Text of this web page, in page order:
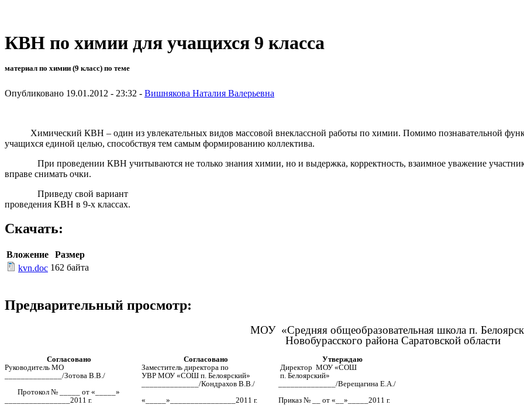
КВН по химии для учащихся 9 класса
материал по химии (9 класс) по теме
Опубликовано 19.01.2012 - 23:32 - Вишнякова Наталия Валерьевна
Химический КВН – один из увлекательных видов массовой внеклассной работы по химии. Помимо познавательной
учащихся единой целью, способствуя тем самым формированию коллектива.
При проведении КВН учитываются не только знания химии, но и выдержка, корректность, взаимное уважение
вправе снимать очки.
Приведу свой вариант
проведения КВН в 9-х классах.
Скачать:
Вложение
Размер
kvn.doc 162 байта
Предварительный просмотр:
МОУ «Средняя общеобразовательная школа п.
Новобурасского района Саратовской области
Согласовано
Руководитель МО
______________/Зотова В.В./
Протокол № _____ от «_____»
________________2011 г.
Согласовано
Заместитель директора по
УВР МОУ «СОШ п. Белоярский»
______________/Кондрахов В.В./
«_____»________________2011 г.
Утверждаю
Директор МОУ «СОШ
п. Белоярский»
______________/Верещагина Е.А./
Приказ № __ от «__»_____2011 г.